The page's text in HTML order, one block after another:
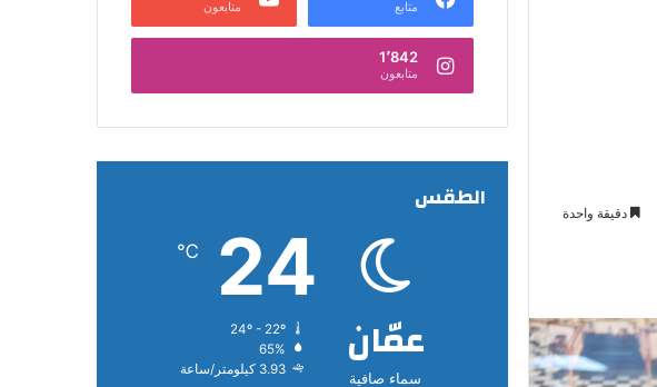
دقيقة واحدة
متابع متابعون
1٬842
متابعون
الطقس
عمّان
سماء صافية
24
℃
65%
3.93 كيلومتر/ساعة